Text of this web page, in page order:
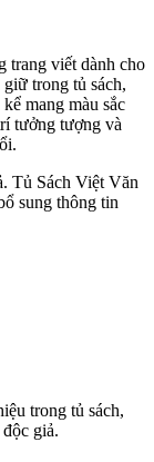
trang viết dành cho
trong tủ sách,
mang màu sắc
tưởng tượng và
Tủ Sách Việt Văn
sung thông tin
trong tủ sách,
giả.